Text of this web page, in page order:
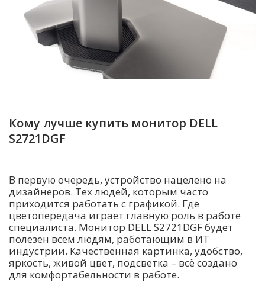
Кому лучше купить монитор DELL
S2721DGF
В первую очередь, устройство нацелено на
дизайнеров. Тех людей, которым часто
приходится работать с графикой. Где
цветопередача играет главную роль в работе
специалиста. Монитор DELL S2721DGF будет
полезен всем людям, работающим в ИТ
индустрии. Качественная картинка, удобство,
яркость, живой цвет, подсветка – всё создано
для комфортабельности в работе.